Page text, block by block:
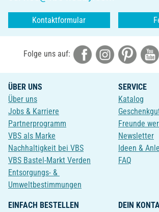
Kontaktformular
Folge uns auf:
ÜBER UNS
Über uns
Jobs & Karriere
Partnerprogramm
VBS als Marke
Nachhaltigkeit bei VBS
VBS Bastel-Markt Verden
Entsorgungs- &
Umweltbestimmungen
SERVICE
Katalog
Freunde
Newsletter
Ideen &
FAQ
EINFACH BESTELLEN
DEIN